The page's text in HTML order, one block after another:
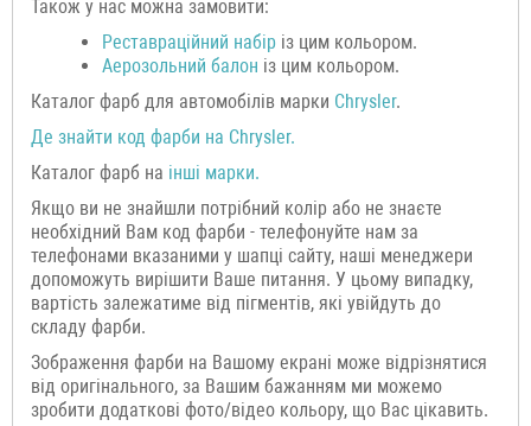
Також у нас можна замовити:
Реставраційний набір із цим кольором.
Аерозольний балон із цим кольором.
Каталог фарб для автомобілів марки Chrysler.
Де знайти код фарби на Chrysler.
Каталог фарб на інші марки.
Якщо ви не знайшли потрібний колір або не знаєте
необхідний Вам код фарби - телефонуйте нам за
телефонами вказаними у шапці сайту, наші менеджери
допоможуть вирішити Ваше питання. У цьому випадку,
вартість залежатиме від пігментів, які увійдуть до
складу фарби.
Зображення фарби на Вашому екрані може відрізнятися
від оригінального, за Вашим бажанням ми можемо
зробити додаткові фото/відео кольору, що Вас цікавить.